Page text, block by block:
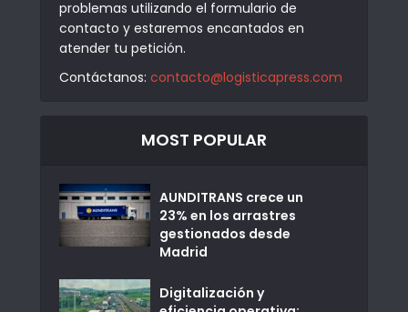
problemas utilizando el formulario de
contacto y estaremos encantados en
atender tu petición.
Contáctanos: contacto@logisticapress.com
MOST POPULAR
AUNDITRANS crece un
23% en los arrastres
gestionados desde
Madrid
Digitalización y